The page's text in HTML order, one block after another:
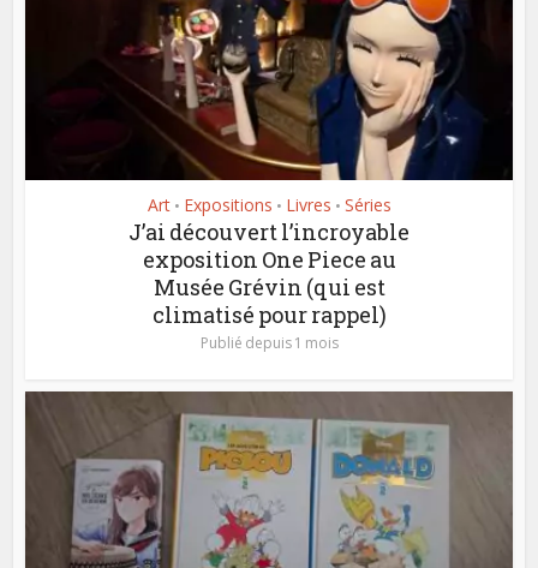
Art • Expositions • Livres • Séries
J’ai découvert l’incroyable
exposition One Piece au
Musée Grévin (qui est
climatisé pour rappel)
Publié depuis 1 mois